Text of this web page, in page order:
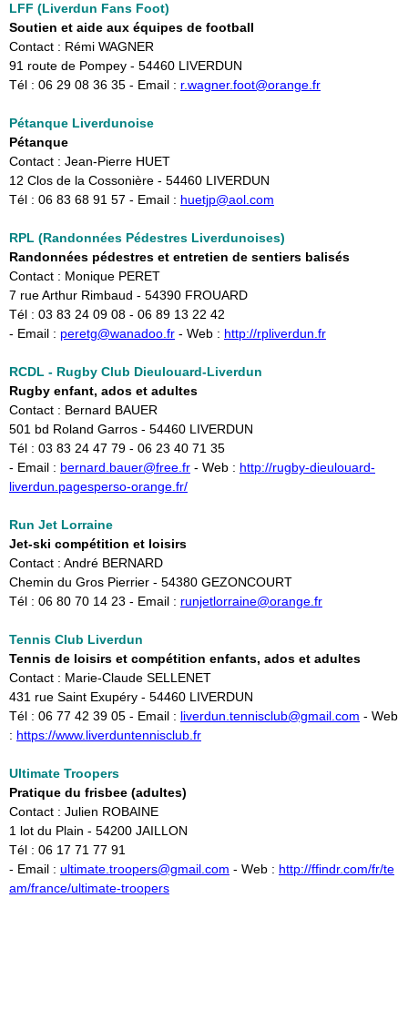
LFF (​Liverdun Fans Foot)
Soutien et aide aux équipes de football
Contact : Rémi WAGNER
91 route de Pompey - 54460 LIVERDUN
Tél : 06 29 08 36 35 - Email : r.wagner.foot@orange.fr
Pétanque Liverdunoise
Pétanque
Contact : Jean-Pierre HUET
12 Clos de la Cossonière - 54460 LIVERDUN
Tél : 06 83 68 91 57 - Email : huetjp@aol.com
RPL (Randonnées Pédestres Liverdunoises)
Randonnées pédestres et entretien de sentiers balisés
Contact : Monique PERET
7 rue Arthur Rimbaud - 54390 FROUARD
Tél : 03 83 24 09 08 - 06 89 13 22 42
- Email : peretg@wanadoo.fr - Web : http://rpliverdun.fr
RCDL - Rugby Club Dieulouard-Liverdun
Rugby enfant, ados et adultes
Contact : Bernard BAUER
501 bd Roland Garros - 54460 LIVERDUN
Tél : 03 83 24 47 79 - 06 23 40 71 35
- Email : bernard.bauer@free.fr - Web : http://rugby-dieulouard-
liverdun.pagesperso-orange.fr/
Run Jet Lorraine
Jet-ski compétition et loisirs
Contact : André BERNARD
Chemin du Gros Pierrier - 54380 GEZONCOURT
Tél : 06 80 70 14 23 - Email : runjetlorraine@orange.fr
Tennis Club Liverdun
Tennis de loisirs et compétition enfants, ados et adultes
Contact : Marie-Claude SELLENET
431 rue Saint Exupéry - 54460 LIVERDUN
Tél : 06 77 42 39 05 - Email : liverdun.tennisclub@gmail.com - Web
: https://www.liverduntennisclub.fr
Ultimate Troopers
Pratique du frisbee (adultes)
Contact : Julien ROBAINE
1 lot du Plain - 54200 JAILLON
Tél : 06 17 71 77 91
- Email : ultimate.troopers@gmail.com - Web : http://ffindr.com/fr/te
am/france/ultimate-troopers